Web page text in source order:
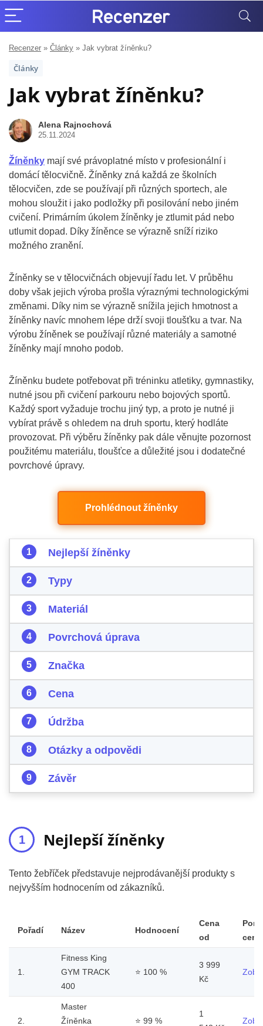
Recenzer » Články » Jak vybrat žíněnku?
Články
Jak vybrat žíněnku?
Alena Rajnochová
25.11.2024
Žíněnky mají své právoplatné místo v profesionální i
domácí tělocvičně. Žíněnky zná každá ze školních
tělocvičen, zde se používají při různých sportech, ale
mohou sloužit i jako podložky při posilování nebo jiném
cvičení. Primárním úkolem žíněnky je ztlumit pád nebo
utlumit dopad. Díky žíněnce se výrazně sníží riziko
možného zranění.
Žíněnky se v tělocvičnách objevují řadu let. V průběhu
doby však jejich výroba prošla výraznými technologickými
změnami. Díky nim se výrazně snížila jejich hmotnost a
žíněnky navíc mnohem lépe drží svoji tloušťku a tvar. Na
výrobu žíněnek se používají různé materiály a samotné
žíněnky mají mnoho podob.
Žíněnku budete potřebovat při tréninku atletiky, gymnastiky,
nutné jsou při cvičení parkouru nebo bojových sportů.
Každý sport vyžaduje trochu jiný typ, a proto je nutné ji
vybírat právě s ohledem na druh sportu, který hodláte
provozovat. Při výběru žíněnky pak dále věnujte pozornost
použitému materiálu, tloušťce a důležité jsou i dodatečné
povrchové úpravy.
Prohlédnout žíněnky
Nejlepší žíněnky
Typy
Materiál
Povrchová úprava
Značka
Cena
Údržba
Otázky a odpovědi
Závěr
Nejlepší žíněnky
Tento žebříček představuje nejprodávanější produkty s
nejvyšším hodnocením od zákazníků.
Pořadí Název Hodnocení
Cena
od
ceny
1.
Fitness King
GYM TRACK
400
⭐ 100 %
3 999
Kč
2.
Master
Žíněnka
⭐ 99 %
1